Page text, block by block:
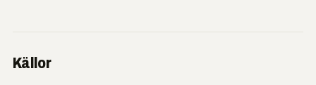
Källor